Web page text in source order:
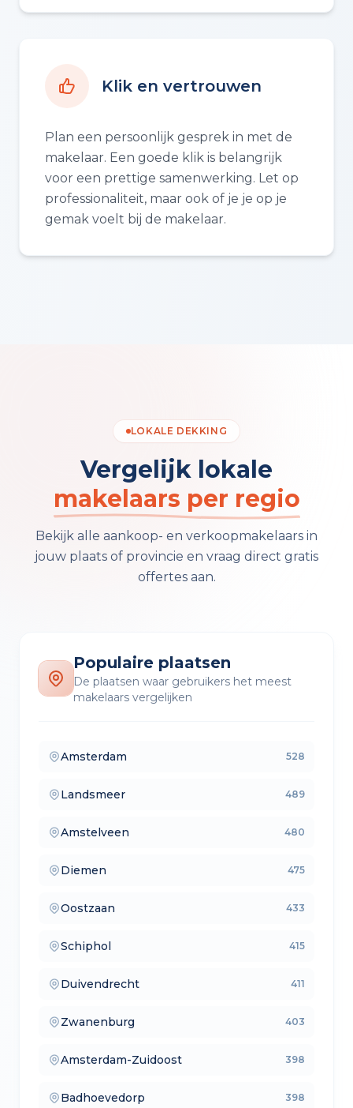
Klik en vertrouwen
Plan een persoonlijk gesprek in met de
makelaar. Een goede klik is belangrijk
voor een prettige samenwerking. Let op
professionaliteit, maar ook of je je op je
gemak voelt bij de makelaar.
LOKALE DEKKING
Vergelijk lokale
makelaars per regio
Bekijk alle aankoop- en verkoopmakelaars in
jouw plaats of provincie en vraag direct gratis
offertes aan.
Populaire plaatsen
De plaatsen waar gebruikers het meest
makelaars vergelijken
Amsterdam
— makelaars vergelijken 528
Landsmeer
— verkoopmakelaars 489
Amstelveen
— aankoopmakelaars 480
Diemen
— lokale makelaars 475
Oostzaan
— makelaars vergelijken 433
Schiphol
— verkoopmakelaars 415
Duivendrecht
— aankoopmakelaars 411
Zwanenburg
— lokale makelaars 403
Amsterdam-Zuidoost
— makelaars vergelijken 398
Badhoevedorp
— verkoopmakelaars 398